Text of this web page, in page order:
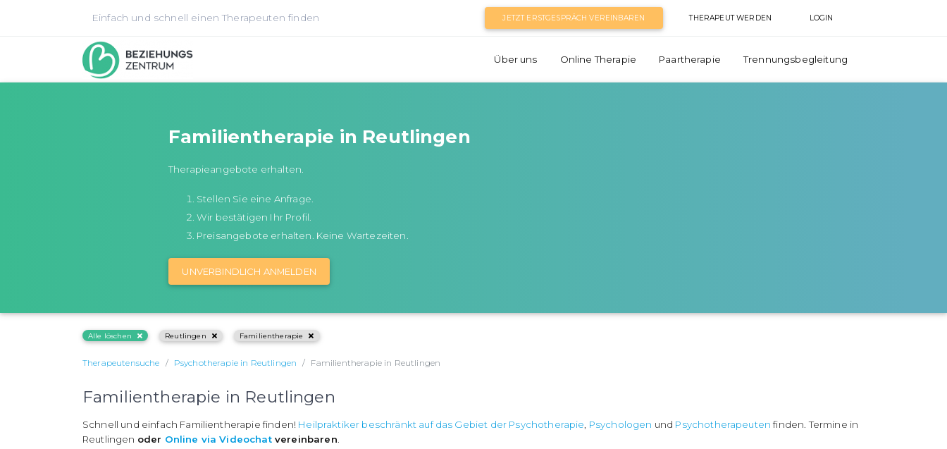
Einfach und schnell einen Therapeuten finden JETZT ERSTGESPRÄCH VEREINBAREN THERAPEUT WERDEN LOGIN
Über uns Online Therapie Paartherapie Trennungsbegleitung
Familientherapie in Reutlingen
Therapieangebote erhalten.
Stellen Sie eine Anfrage.
Wir bestätigen Ihr Profil.
Preisangebote erhalten. Keine Wartezeiten.
UNVERBINDLICH ANMELDEN
Alle löschen Reutlingen Familientherapie
Therapeutensuche Psychotherapie in Reutlingen Familientherapie in Reutlingen
Familientherapie in Reutlingen
Schnell und einfach Familientherapie finden! Heilpraktiker beschränkt auf das Gebiet der Psychotherapie, Psychologen und Psychotherapeuten finden. Termine in
Reutlingen oder Online via Videochatvereinbaren.